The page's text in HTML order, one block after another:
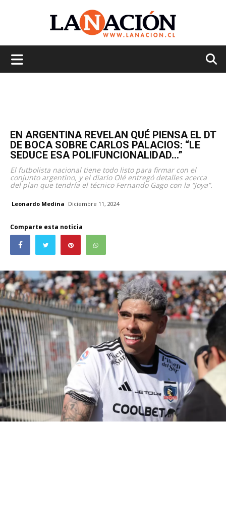
EN ARGENTINA REVELAN QUÉ PIENSA EL DT
DE BOCA SOBRE CARLOS PALACIOS: “LE
SEDUCE ESA POLIFUNCIONALIDAD…”
El futbolista nacional tiene todo listo para firmar con el
conjunto argentino, y el diario Olé entregó detalles acerca
del plan que tendría el técnico Fernando Gago con la “Joya”.
Leonardo Medina Diciembre 11, 2024
Comparte esta noticia